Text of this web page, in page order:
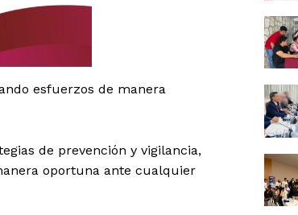
Empresa
Nosotros
Políticas del Sitio
esfuerzos de manera
de prevención y vigilancia,
oportuna ante cualquier